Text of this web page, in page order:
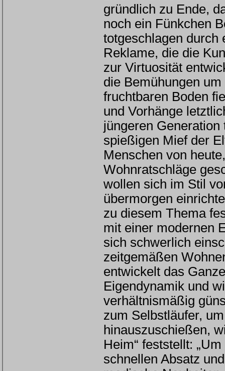
gründlich zu Ende,
noch ein Fünkchen
totgeschlagen durch
Reklame, die die
zur Virtuosität
die Bemühungen
fruchtbaren Boden
und Vorhänge
jüngeren
spießigen Mief der
Menschen von
Wohnratschläge
wollen sich im Stil
übermorgen
zu diesem Thema
mit einer modernen
sich schwerlich
zeitgemäßen
entwickelt das
Eigendynamik und
verhältnismäßig
zum Selbstläufer,
hinauszuschießen,
Heim“ feststellt:
schnellen Absatz